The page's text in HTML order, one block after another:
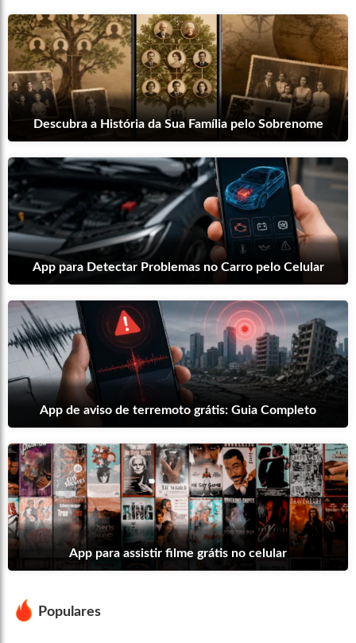
Descubra a História da Sua Família pelo Sobrenome
App para Detectar Problemas no Carro pelo Celular
App de aviso de terremoto grátis: Guia Completo
App para assistir filme grátis no celular
Populares